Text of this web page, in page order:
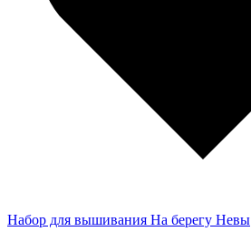
Набор для вышивания На берегу Невы